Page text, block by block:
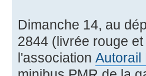
Dimanche 14, au
2844 (livrée rouge
l'association Autorail